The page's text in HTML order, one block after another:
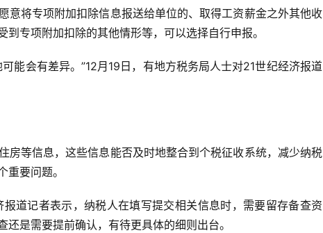
意将专项附加扣除信息报送给单位的、取得工资薪金之外其他收
专项附加扣除的其他情形等，可以选择自行申报。
能会有差异。”12月19日，有地方税务局人士对21世纪经济报道
房等信息，这些信息能否及时地整合到个税征收系统，减少纳税
要问题。
道记者表示，纳税人在填写提交相关信息时，需要留存备查资
是需要提前确认，有待更具体的细则出台。